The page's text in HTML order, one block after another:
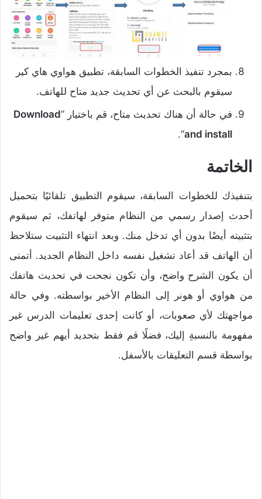
بمجرد تنفيذ الخطوات السابقة، تطبيق هواوي هاي كير
سيقوم بالبحث عن أي تحديث جديد متاح للهاتف.
في حالة أن هناك تحديث متاح، قم باختيار ”Download
and install
“.
الخاتمة
بتنفيذك للخطوات السابقة، سيقوم التطبيق تلقائيًا بتحميل
أحدث إصدار رسمي من النظام متوفر لهاتفك، ثم سيقوم
بتثبيته أيضًا بدون أي تدخل منك. وبعد انتهاء التثبيت ستلاحظ
أن الهاتف قد أعاد تشغيل نفسه داخل النظام الجديد. أتمنى
أن يكون الشرح واضح، وأن تكون نجحت في تحديث هاتفك
من هواوي أو هونر إلى النظام الأخير بواسطته. وفي حالة
مواجهتك لأي صعوبات، أو كانت إحدى تعليمات الدرس غير
مفهومة بالنسبةِ إليك، فضلًا قم فقط بتحديد أيهم غير واضح
بواسطة قسم التعليقات بالأسفل.